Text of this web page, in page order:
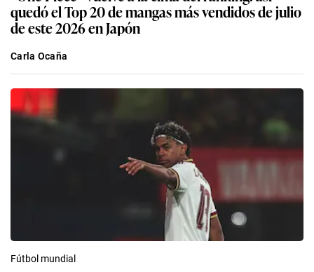
quedó el Top 20 de mangas más vendidos de julio
de este 2026 en Japón
Carla Ocaña
Fútbol mundial